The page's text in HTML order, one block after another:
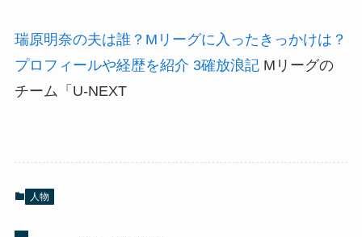
瑞原明奈の夫は誰？Mリーグに入ったきっかけは？
プロフィールや経歴を紹介 3確放浪記 Mリーグの
チーム「U-NEXT
人物